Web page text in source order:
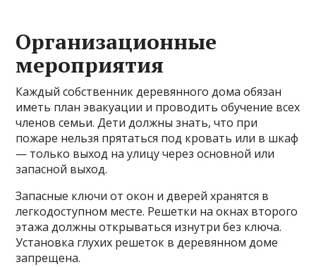
Организационные
мероприятия
Каждый собственник деревянного дома обязан
иметь план эвакуации и проводить обучение всех
членов семьи. Дети должны знать, что при
пожаре нельзя прятаться под кровать или в шкаф
— только выход на улицу через основной или
запасной выход.
Запасные ключи от окон и дверей хранятся в
легкодоступном месте. Решетки на окнах второго
этажа должны открываться изнутри без ключа.
Установка глухих решеток в деревянном доме
запрещена.